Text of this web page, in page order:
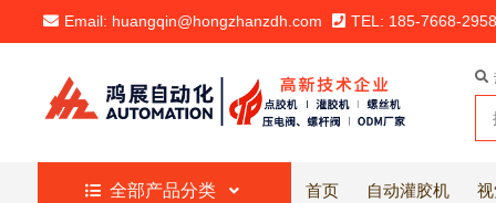
Email: huangqin@hongzhanzdh.com TEL: 185-7668-2958
全部产品分类 首页 自动灌胶机